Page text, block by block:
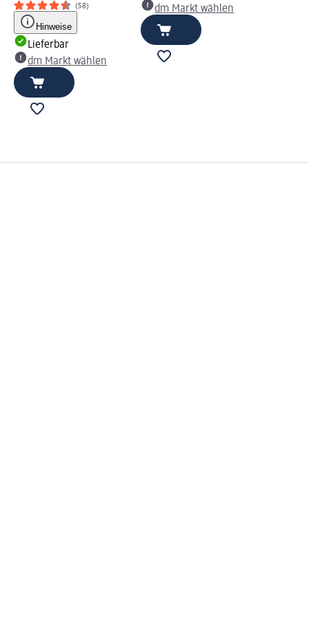
(58)
Hinweise
Lieferbar
dm Markt wählen
dm Markt wählen